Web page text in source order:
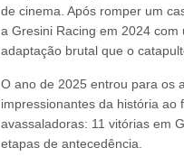
de cinema. Após romper um
a Gresini Racing em 2024
adaptação brutal que o
O ano de 2025 entrou para os
impressionantes da história
avassaladoras: 11 vitórias em
etapas de antecedência.